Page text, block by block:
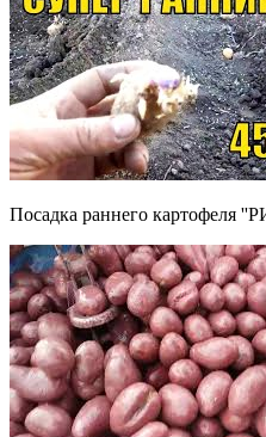
Посадка раннего картофеля